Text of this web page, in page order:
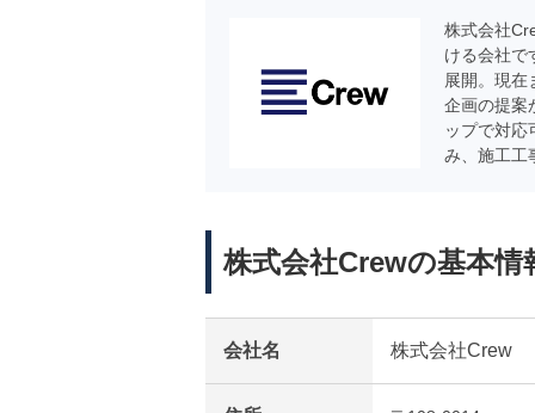
株式会社
ける会社で
展開。現在
企画の提案
ップで対応
み、施工工
株式会社Crewの基本情
会社名 株式会社Crew